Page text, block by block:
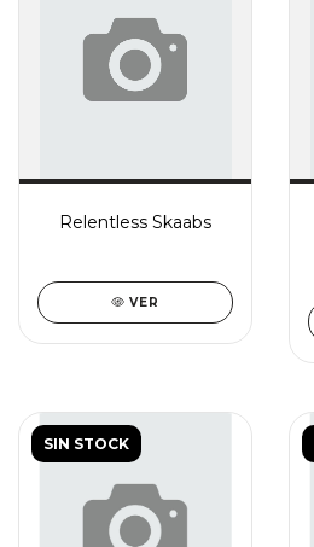
Relentless Skaabs
VER
SIN STOCK